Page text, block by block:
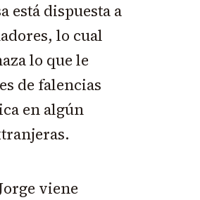
está dispuesta a
lo cual
lo que le
de falencias
en algún
viene